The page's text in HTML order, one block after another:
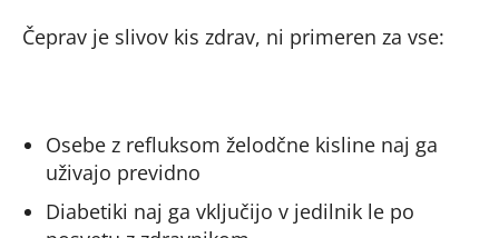
Čeprav je slivov kis zdrav, ni primeren za vse:
Osebe z refluksom želodčne kisline naj ga
uživajo previdno
Diabetiki naj ga vključijo v jedilnik le po